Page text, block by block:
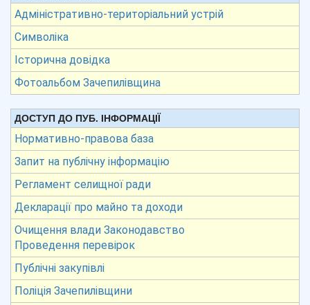
Адміністративно-територіальний устрій
Символіка
Історична довідка
Фотоальбом Зачепилівщина
ДОСТУП ДО ПУБ. ІНФОРМАЦІЇ
Нормативно-правова база
Запит на публічну інформацію
Регламент селищної ради
Декларації про майно та доходи
Очищення влади Законодавство
Проведення перевірок
Публічні закупівлі
Поліція Зачепилівщини